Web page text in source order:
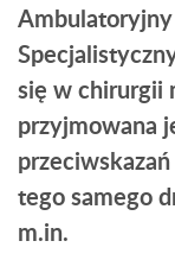
Ambulatoryjny
się w chirurgii
przyjmowana
tego samego
m.in.